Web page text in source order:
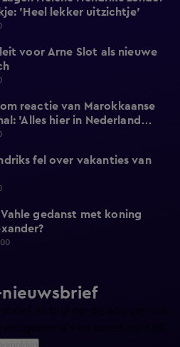
'Heel lekker uitzichtje'
voor Arne Slot als nieuwe
reactie van Marokkaanse
'Alles hier in Nederland
fel over vakanties van
gedanst met koning
nieuwsbrief